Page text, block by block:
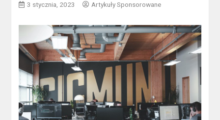
3 stycznia, 2023 Artykuły Sponsorowane